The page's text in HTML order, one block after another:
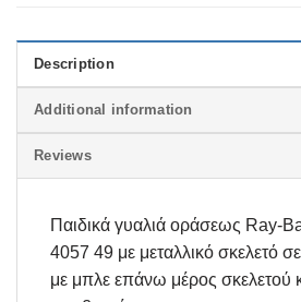
Description
Additional information
Reviews
Παιδικά γυαλιά οράσεως Ray-
4057 49 με μεταλλικό σκελετό
με μπλε επάνω μέρος σκελετού